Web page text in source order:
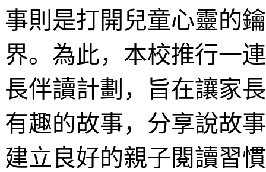
事則是打開兒童心靈的
界。為此，本校推行一
長伴讀計劃，旨在讓家
有趣的故事，分享說故
建立良好的親子閱讀習